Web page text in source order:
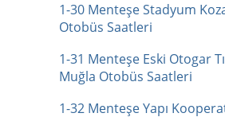
1-30 Menteşe Stadyum
Otobüs Saatleri
1-31 Menteşe Eski Otogar
Muğla Otobüs Saatleri
1-32 Menteşe Yapı